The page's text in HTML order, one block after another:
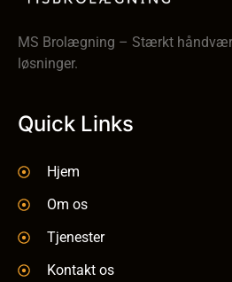
MS Brolægning – Stærkt
løsninger.
Quick Links
Hjem
Om os
Tjenester
Kontakt os